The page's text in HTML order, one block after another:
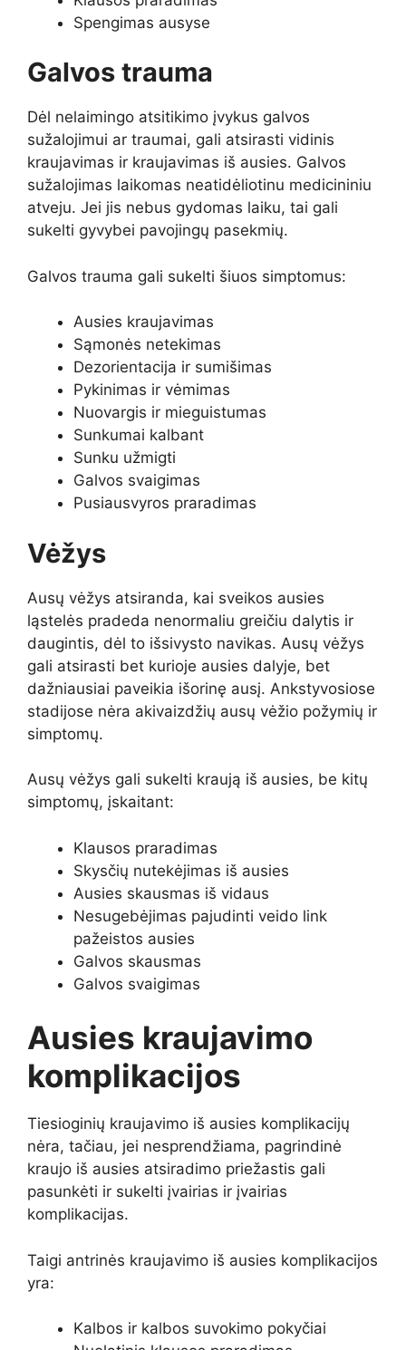
Spengimas ausyse
Galvos trauma
Dėl nelaimingo atsitikimo įvykus galvos
sužalojimui ar traumai, gali atsirasti vidinis
kraujavimas ir kraujavimas iš ausies. Galvos
sužalojimas laikomas neatidėliotinu medicininiu
atveju. Jei jis nebus gydomas laiku, tai gali
sukelti gyvybei pavojingų pasekmių.
Galvos trauma gali sukelti šiuos simptomus:
Ausies kraujavimas
Sąmonės netekimas
Dezorientacija ir sumišimas
Pykinimas ir vėmimas
Nuovargis ir mieguistumas
Sunkumai kalbant
Sunku užmigti
Galvos svaigimas
Pusiausvyros praradimas
Vėžys
Ausų vėžys atsiranda, kai sveikos ausies
ląstelės pradeda nenormaliu greičiu dalytis ir
daugintis, dėl to išsivysto navikas. Ausų vėžys
gali atsirasti bet kurioje ausies dalyje, bet
dažniausiai paveikia išorinę ausį. Ankstyvosiose
stadijose nėra akivaizdžių ausų vėžio požymių ir
simptomų.
Ausų vėžys gali sukelti kraują iš ausies, be kitų
simptomų, įskaitant:
Klausos praradimas
Skysčių nutekėjimas iš ausies
Ausies skausmas iš vidaus
Nesugebėjimas pajudinti veido link
pažeistos ausies
Galvos skausmas
Galvos svaigimas
Ausies kraujavimo
komplikacijos
Tiesioginių kraujavimo iš ausies komplikacijų
nėra, tačiau, jei nesprendžiama, pagrindinė
kraujo iš ausies atsiradimo priežastis gali
pasunkėti ir sukelti įvairias ir įvairias
komplikacijas.
Taigi antrinės kraujavimo iš ausies komplikacijos
yra:
Kalbos ir kalbos suvokimo pokyčiai